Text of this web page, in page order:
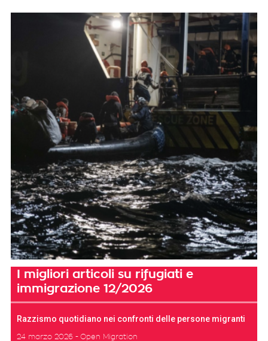
I migliori articoli su rifugiati e
immigrazione 12/2026
Razzismo quotidiano nei confronti delle persone migranti
24 marzo 2026 Open Migration